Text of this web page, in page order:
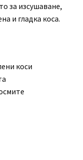
за изсушаване,
и гладка коса.
коси